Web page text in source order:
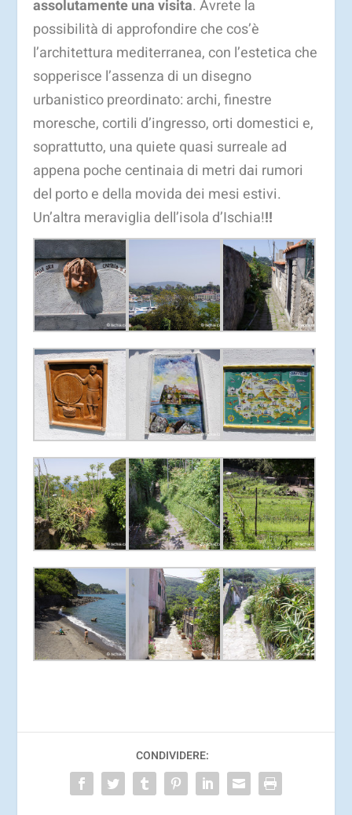
assolutamente una visita. Avrete la
possibilità di approfondire che cos’è
l’architettura mediterranea, con l’estetica che
sopperisce l’assenza di un disegno
urbanistico preordinato: archi, finestre
moresche, cortili d’ingresso, orti domestici e,
soprattutto, una quiete quasi surreale ad
appena poche centinaia di metri dai rumori
del porto e della movida dei mesi estivi.
Un’altra meraviglia dell’isola d’Ischia!!!
CONDIVIDERE: